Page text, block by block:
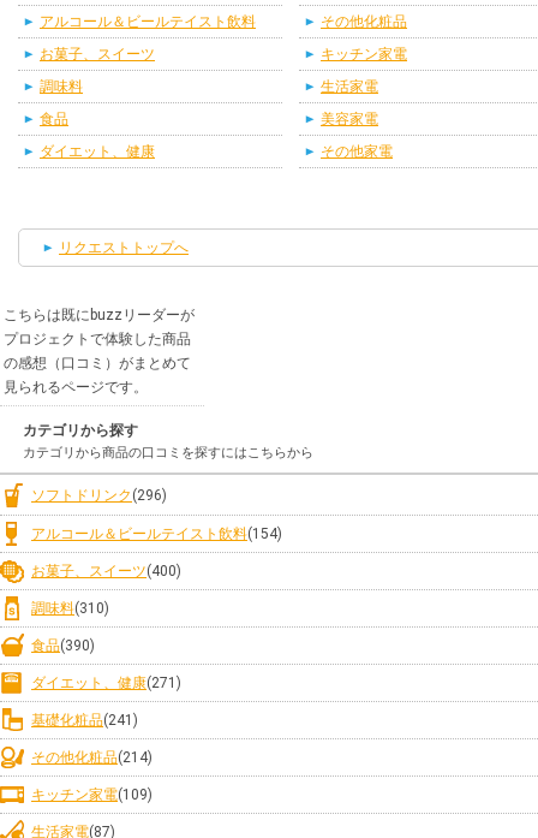
アルコール＆ビールテイスト飲料
お菓子、スイーツ
調味料
食品
ダイエット、健康
その他化粧品
キッチン家電
生活家電
美容家電
その他家電
リクエストトップへ
こちらは既にbuzzリーダーが
プロジェクトで体験した商品
の感想（口コミ）がまとめて
見られるページです。
カテゴリから探す
カテゴリから商品の口コミを探すにはこちらから
ソフトドリンク (296)
アルコール＆ビールテイスト飲料(154)
お菓子、スイーツ(400)
調味料(310)
食品(390)
ダイエット、健康(271)
基礎化粧品(241)
その他化粧品(214)
キッチン家電(109)
生活家電(87)